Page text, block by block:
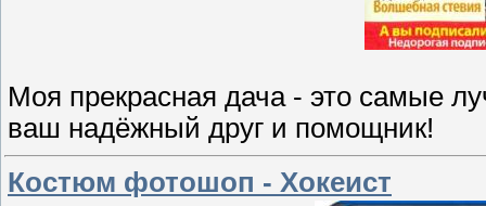
Моя прекрасная дача - это самые
ваш надёжный друг и помощник!
Костюм фотошоп - Хокеист